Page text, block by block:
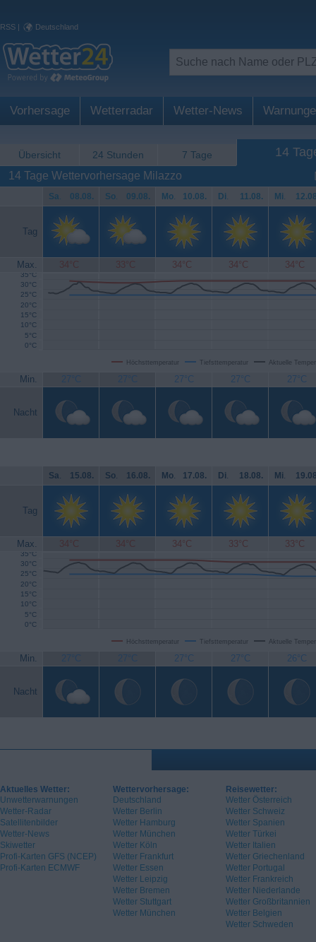
RSS | Deutschland
Vorhersage Wetterradar Wetter-News
Übersicht 24 Stunden 7 Tage 14
14 Tage Wettervorhersage Milazzo
Sa. 08.08. So. 09.08. Mo. 10.08. Di. 11.08. Mi.
Tag
Max. 34°C 33°C 34°C 34°C 34°C
Höchsttemperatur Tiefsttemperatur Aktuelle
0°C
5°C
10°C
15°C
20°C
25°C
30°C
35°C
Min. 27°C 27°C 27°C 27°C 27°C
Nacht
Sa. 15.08. So. 16.08. Mo. 17.08. Di. 18.08. Mi.
Tag
Max. 34°C 34°C 34°C 33°C 33°C
Höchsttemperatur Tiefsttemperatur Aktuelle
0°C
5°C
10°C
15°C
20°C
25°C
30°C
35°C
Min. 27°C 27°C 27°C 27°C 26°C
Nacht
Aktuelles Wetter:
Unwetterwarnungen
Wetter-Radar
Satellitenbilder
Wetter-News
Skiwetter
Profi-Karten GFS (NCEP)
Profi-Karten ECMWF
Wettervorhersage:
Deutschland
Wetter Berlin
Wetter Hamburg
Wetter München
Wetter Köln
Wetter Frankfurt
Wetter Essen
Wetter Leipzig
Wetter Bremen
Wetter Stuttgart
Wetter München
Reisewetter:
Wetter Österreich
Wetter Schweiz
Wetter Spanien
Wetter Türkei
Wetter Italien
Wetter Griechenland
Wetter Portugal
Wetter Frankreich
Wetter Niederlande
Wetter Großbritannien
Wetter Belgien
Wetter Schweden